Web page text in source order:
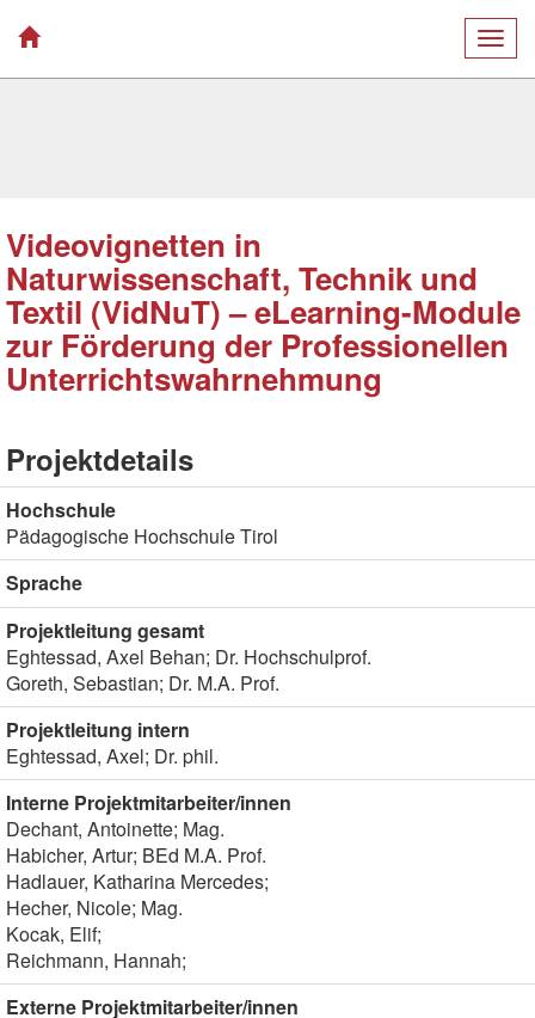
Videovignetten in
Naturwissenschaft, Technik und
Textil (VidNuT) – eLearning-Module
zur Förderung der Professionellen
Unterrichtswahrnehmung
Projektdetails
Hochschule
Pädagogische Hochschule Tirol
Sprache
Projektleitung gesamt
Eghtessad, Axel Behan; Dr. Hochschulprof.
Goreth, Sebastian; Dr. M.A. Prof.
Projektleitung intern
Eghtessad, Axel; Dr. phil.
Interne Projektmitarbeiter/innen
Dechant, Antoinette; Mag.
Habicher, Artur; BEd M.A. Prof.
Hadlauer, Katharina Mercedes;
Hecher, Nicole; Mag.
Kocak, Elif;
Reichmann, Hannah;
Externe Projektmitarbeiter/innen